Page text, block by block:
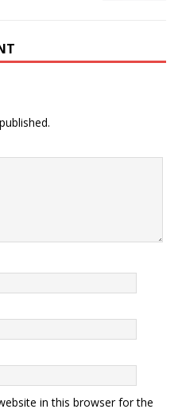
in this browser for the